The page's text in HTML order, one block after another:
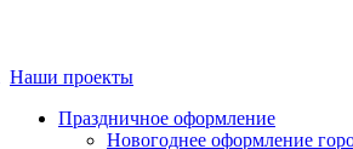
Наши проекты
Праздничное оформление
Новогоднее оформление